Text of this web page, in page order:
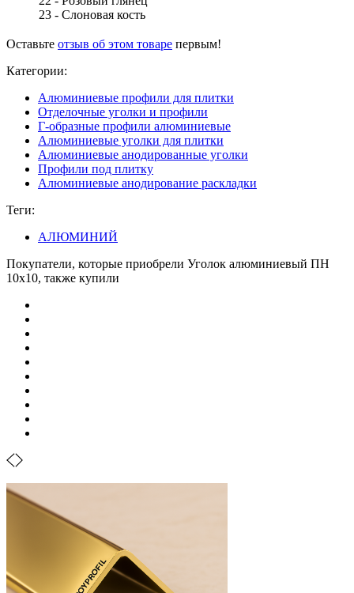
23 - Слоновая кость
Оставьте отзыв об этом товаре первым!
Категории:
Алюминиевые профили для плитки
Отделочные уголки и профили
Г-образные профили алюминиевые
Алюминиевые уголки для плитки
Алюминиевые анодированные уголки
Профили под плитку
Алюминиевые анодирование раскладки
Теги:
АЛЮМИНИЙ
Покупатели, которые приобрели Уголок алюминиевый ПН
10х10, также купили